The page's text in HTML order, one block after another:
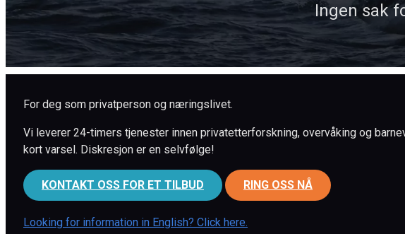
Ingen sak
For deg som privatperson og næringslivet.
Vi leverer 24-timers tjenester innen privatetterforskning, overvåking og
kort varsel. Diskresjon er en selvfølge!
KONTAKT OSS FOR ET TILBUD RING OSS NÅ
Looking for information in English? Click here.